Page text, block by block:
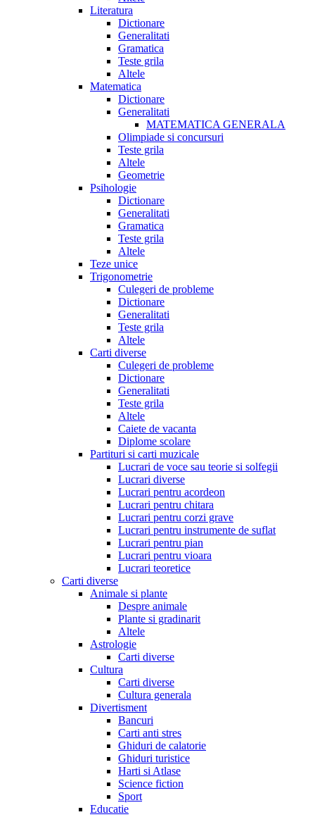
Literatura
Dictionare
Generalitati
Gramatica
Teste grila
Altele
Matematica
Dictionare
Generalitati
MATEMATICA GENERALA
Olimpiade si concursuri
Teste grila
Altele
Geometrie
Psihologie
Dictionare
Generalitati
Gramatica
Teste grila
Altele
Teze unice
Trigonometrie
Culegeri de probleme
Dictionare
Generalitati
Teste grila
Altele
Carti diverse
Culegeri de probleme
Dictionare
Generalitati
Teste grila
Altele
Caiete de vacanta
Diplome scolare
Partituri si carti muzicale
Lucrari de voce sau teorie si solfegii
Lucrari diverse
Lucrari pentru acordeon
Lucrari pentru chitara
Lucrari pentru corzi grave
Lucrari pentru instrumente de suflat
Lucrari pentru pian
Lucrari pentru vioara
Lucrari teoretice
Carti diverse
Animale si plante
Despre animale
Plante si gradinarit
Altele
Astrologie
Carti diverse
Cultura
Carti diverse
Cultura generala
Divertisment
Bancuri
Carti anti stres
Ghiduri de calatorie
Ghiduri turistice
Harti si Atlase
Science fiction
Sport
Educatie